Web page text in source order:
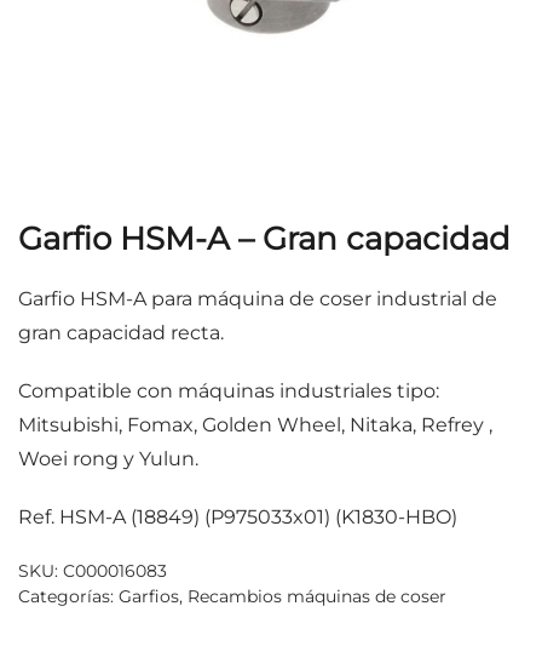
Garfio HSM-A – Gran capacidad
Garfio HSM-A para máquina de coser industrial de
gran capacidad recta.
Compatible con máquinas industriales tipo:
Mitsubishi, Fomax, Golden Wheel, Nitaka, Refrey ,
Woei rong y Yulun.
Ref. HSM-A (18849) (P975033x01) (K1830-HBO)
SKU: C000016083
Categorías: Garfios, Recambios máquinas de coser